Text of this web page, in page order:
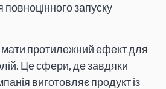
повноцінного запуску
мати протилежний ефект для
Це сфери, де завдяки
виготовляє продукт із